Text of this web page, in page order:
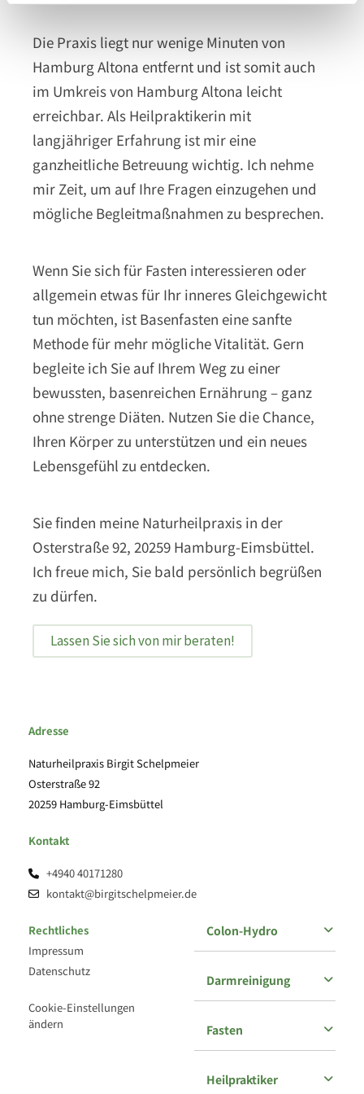
Die Praxis liegt nur wenige Minuten von
Hamburg Altona entfernt und ist somit auch
im Umkreis von Hamburg Altona leicht
erreichbar. Als Heilpraktikerin mit
langjähriger Erfahrung ist mir eine
ganzheitliche Betreuung wichtig. Ich nehme
mir Zeit, um auf Ihre Fragen einzugehen und
mögliche Begleitmaßnahmen zu besprechen.
Wenn Sie sich für Fasten interessieren oder
allgemein etwas für Ihr inneres Gleichgewicht
tun möchten, ist Basenfasten eine sanfte
Methode für mehr mögliche Vitalität. Gern
begleite ich Sie auf Ihrem Weg zu einer
bewussten, basenreichen Ernährung – ganz
ohne strenge Diäten. Nutzen Sie die Chance,
Ihren Körper zu unterstützen und ein neues
Lebensgefühl zu entdecken.
Sie finden meine Naturheilpraxis in der
Osterstraße 92, 20259 Hamburg-Eimsbüttel.
Ich freue mich, Sie bald persönlich begrüßen
zu dürfen.
Lassen Sie sich von mir beraten!
Adresse
Naturheilpraxis Birgit Schelpmeier
Osterstraße 92
20259 Hamburg-Eimsbüttel
Kontakt
 +4940 40171280
 kontakt@birgitschelpmeier.de
Rechtliches
Impressum
Datenschutz
Cookie-Einstellungen
ändern
Colon-Hydro
Darmreinigung
Fasten
Heilpraktiker